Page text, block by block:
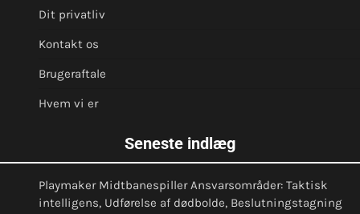
Dit privatliv
Kontakt os
Brugeraftale
Hvem vi er
Seneste indlæg
Playmaker Midtbanespiller Ansvarsområder: Taktisk
intelligens, Udførelse af dødbolde, Beslutningstagning